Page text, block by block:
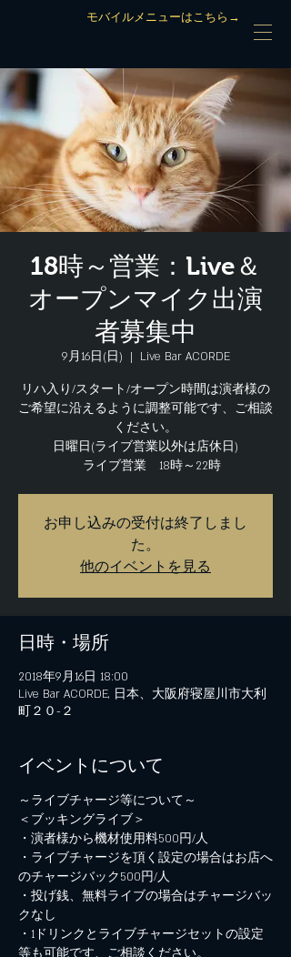
モバイルメニューはこちら→
18時～営業：Live＆
オープンマイク出演
者募集中
9月16日(日)
  |
Live Bar ACORDE
リハ入り/スタート/オープン時間は演者様の
ご希望に沿えるように調整可能です、ご相談
ください。
日曜日(ライブ営業以外は店休日)
ライブ営業 18時～22時
お申し込みの受付は終了しまし
た。
他のイベントを見る
日時・場所
2018年9月16日 18:00
Live Bar ACORDE, 日本、大阪府寝屋川市大利
町２０−２
イベントについて
・ライブチャージを頂く設定の場合はお店へ
・投げ銭、無料ライブの場合はチャージバッ
・1ドリンクとライブチャージセットの設定